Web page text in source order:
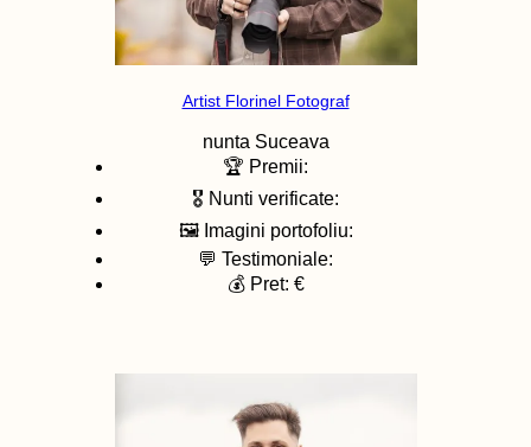
Artist Florinel Fotograf
nunta Suceava
🏆 Premii:
🎖️ Nunti verificate:
🖼️ Imagini portofoliu:
💬 Testimoniale:
💰 Pret: €